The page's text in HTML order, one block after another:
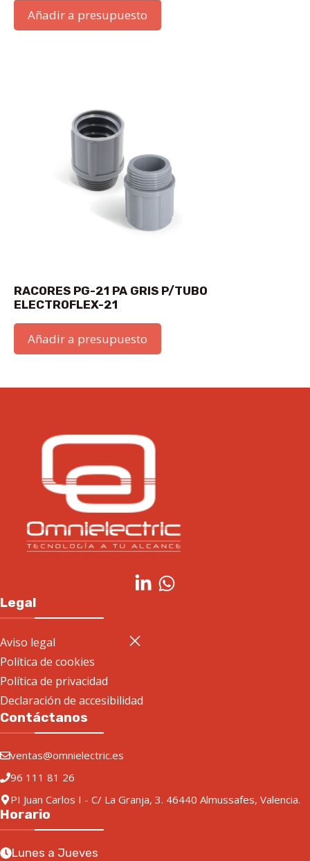
Añadir a presupuesto
RACORES PG-21 PA GRIS P/TUBO
ELECTROFLEX-21
Añadir a presupuesto
Legal
Aviso legal
Política de cookies
Política de privacidad
Declaración de accesibilidad
Contáctanos
ventas@omnielectric.es
96 111 81 26
PI Juan Carlos I - C/ La Granja, 3. 46440 Almussafes, Valencia.
Horario
Lunes a Jueves